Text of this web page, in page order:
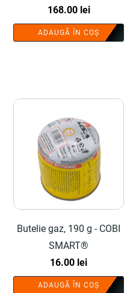
butelie gaz - COBI
SMART®
168.00 lei
ADAUGĂ ÎN COȘ
Butelie gaz, 190 g - COBI
SMART®
16.00 lei
ADAUGĂ ÎN COȘ